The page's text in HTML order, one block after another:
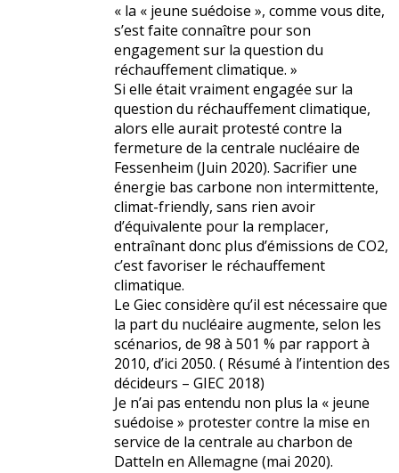
« la « jeune suédoise », comme vous dite,
s’est faite connaître pour son
engagement sur la question du
réchauffement climatique. »
Si elle était vraiment engagée sur la
question du réchauffement climatique,
alors elle aurait protesté contre la
fermeture de la centrale nucléaire de
Fessenheim (Juin 2020). Sacrifier une
énergie bas carbone non intermittente,
climat-friendly, sans rien avoir
d’équivalente pour la remplacer,
entraînant donc plus d’émissions de CO2,
c’est favoriser le réchauffement
climatique.
Le Giec considère qu’il est nécessaire que
la part du nucléaire augmente, selon les
scénarios, de 98 à 501 % par rapport à
2010, d’ici 2050. ( Résumé à l’intention des
décideurs – GIEC 2018)
Je n’ai pas entendu non plus la « jeune
suédoise » protester contre la mise en
service de la centrale au charbon de
Datteln en Allemagne (mai 2020).